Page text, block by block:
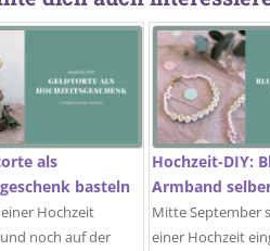
als
basteln
Hochzeit
noch auf der
Hochzeit-DIY:
Armband
Mitte September
einer Hochzeit